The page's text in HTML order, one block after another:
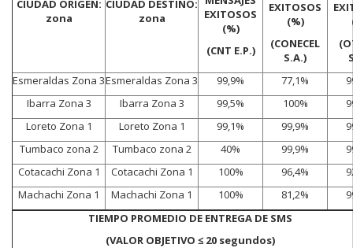
CIUDAD ORIGEN:
zona
CIUDAD DESTINO:
zona
EXITOSOS
(%)
(CNT E.P.)
EXITOSOS
(%)
(CONECEL
S.A.)
Esmeraldas Zona 3Esmeraldas Zona 3 99,9% 77,1%
Ibarra Zona 3
Ibarra Zona 3 99,5% 100%
Loreto Zona 1
Loreto Zona 1 99,1% 99,9%
Tumbaco zona 2
Tumbaco zona 2 40% 99,9%
Cotacachi Zona 1
Cotacachi Zona 1 100% 96,4%
Machachi Zona 1
Machachi Zona 1 100% 81,2%
TIEMPO PROMEDIO DE ENTREGA DE SMS
(VALOR OBJETIVO ≤ 20 segundos)